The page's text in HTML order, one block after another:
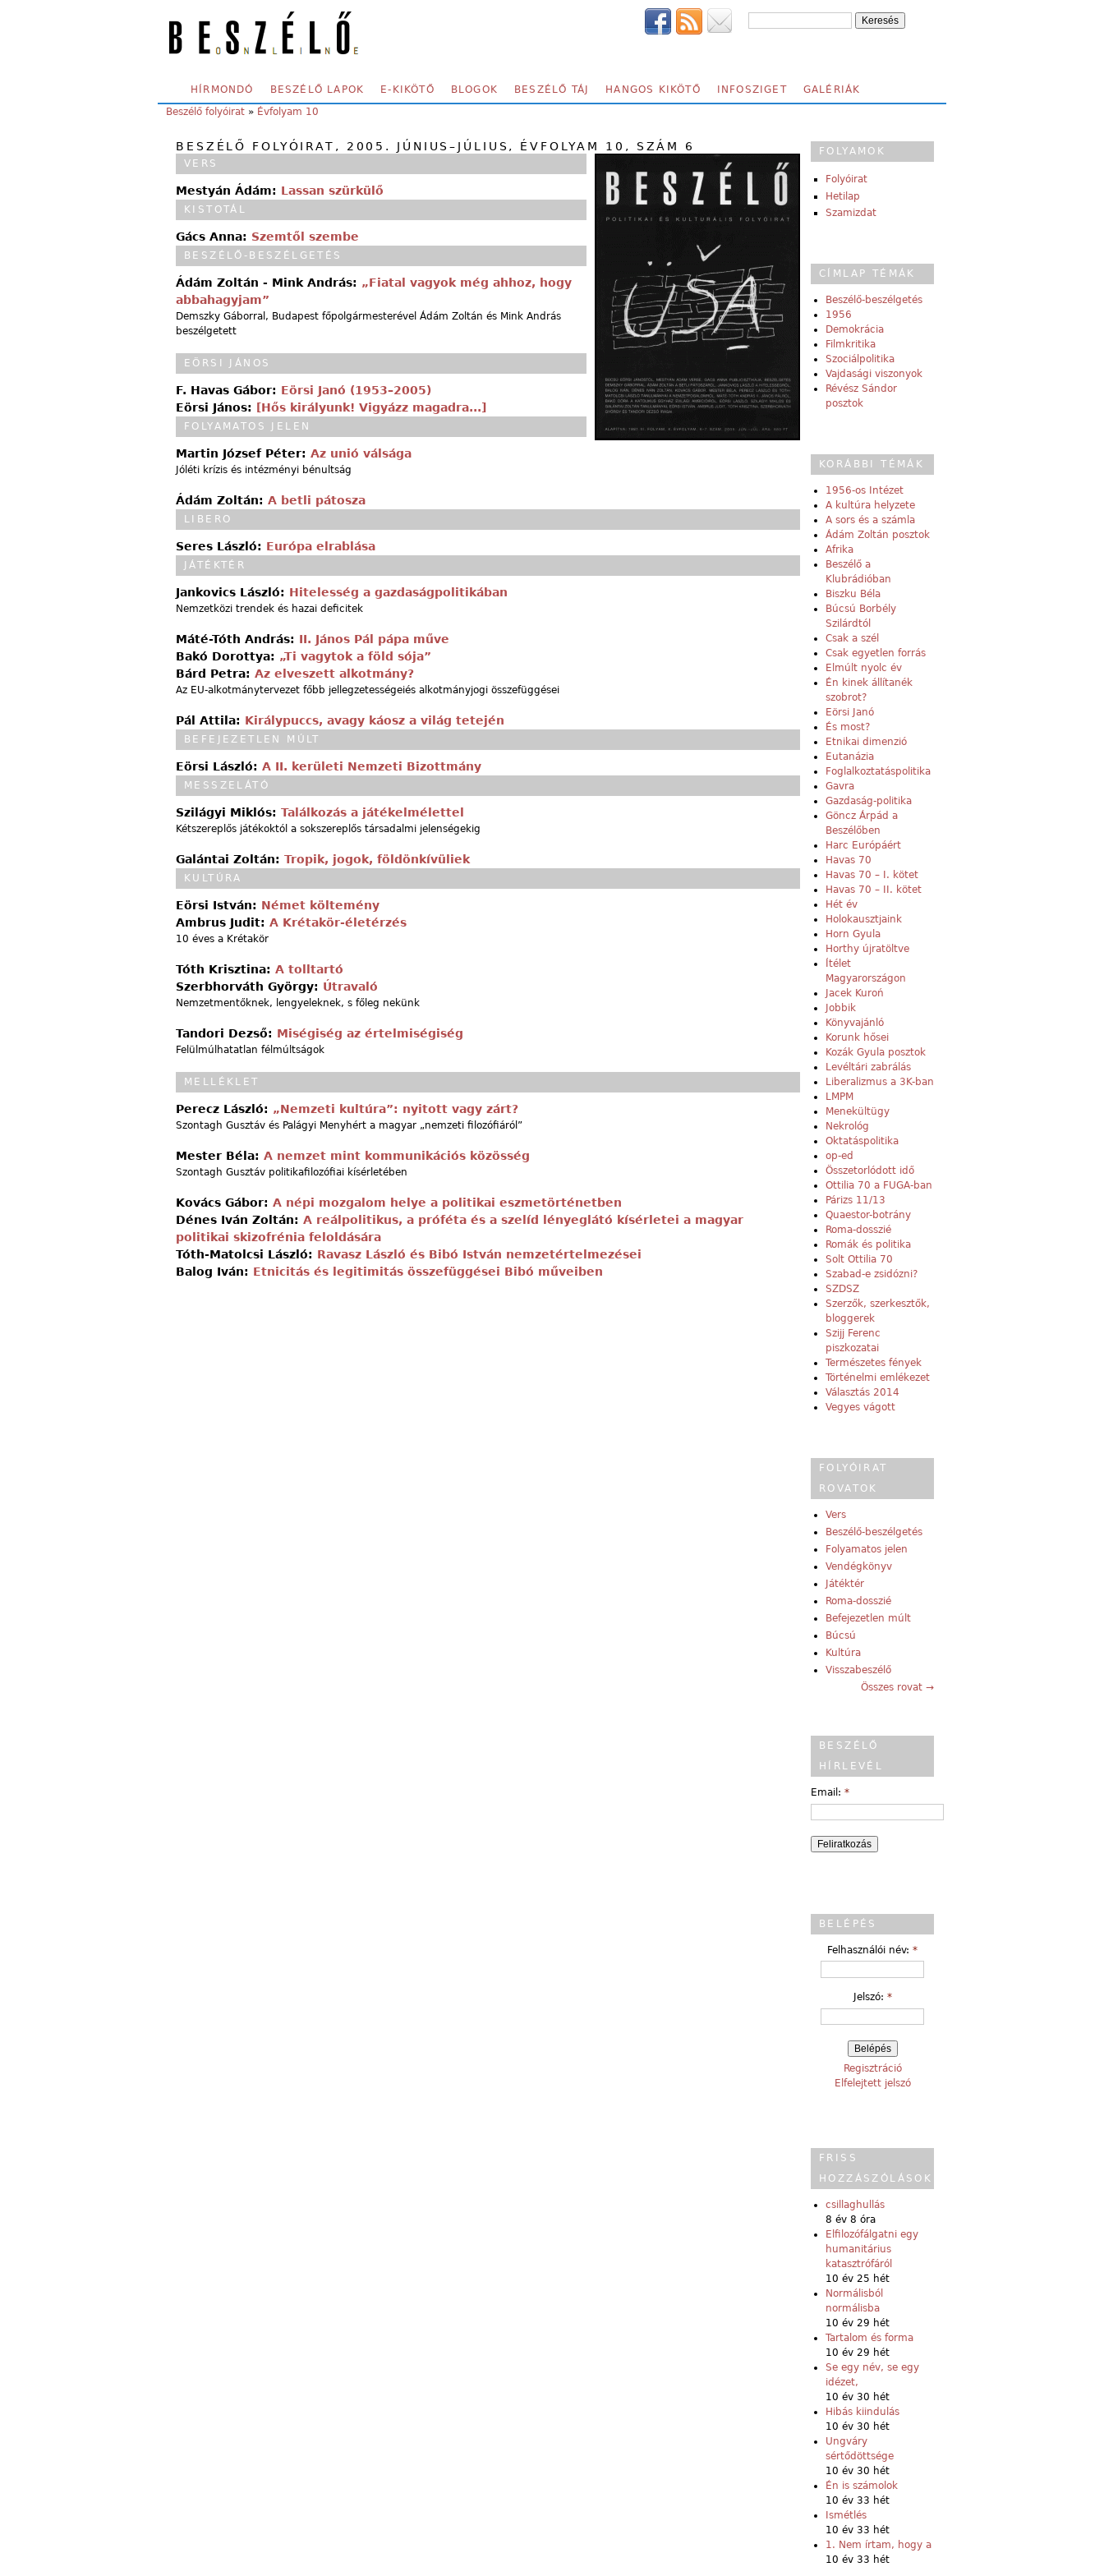
SECONDARY MENU
HÍRMONDÓ BESZÉLŐ LAPOK E-KIKÖTŐ BLOGOK BESZÉLŐ TÁJ HANGOS KIKÖTŐ INFOSZIGET GALÉRIÁK
YOU ARE HERE:
Beszélő folyóirat » Évfolyam 10
BESZÉLŐ FOLYÓIRAT, 2005. JÚNIUS–JÚLIUS, ÉVFOLYAM 10, SZÁM 6
VERS
Mestyán Ádám: Lassan szürkülő
KISTOTÁL
Gács Anna: Szemtől szembe
BESZÉLŐ-BESZÉLGETÉS
Ádám Zoltán - Mink András: „Fiatal vagyok még ahhoz, hogy
abbahagyjam”
Demszky Gáborral, Budapest főpolgármesterével Ádám Zoltán és Mink András
beszélgetett
EÖRSI JÁNOS
F. Havas Gábor: Eörsi Janó (1953–2005)
Eörsi János:
[Hős királyunk! Vigyázz magadra...]
FOLYAMATOS JELEN
Martin József Péter: Az unió válsága
Jóléti krízis és intézményi bénultság
Ádám Zoltán: A betli pátosza
LIBERO
Seres László: Európa elrablása
JÁTÉKTÉR
Jankovics László: Hitelesség a gazdaságpolitikában
Nemzetközi trendek és hazai deficitek
Máté-Tóth András: II. János Pál pápa műve
Bakó Dorottya: „Ti vagytok a föld sója”
Bárd Petra: Az elveszett alkotmány?
Az EU-alkotmánytervezet főbb jellegzetességeiés alkotmányjogi összefüggései
Pál Attila: Királypuccs, avagy káosz a világ tetején
BEFEJEZETLEN MÚLT
Eörsi László: A II. kerületi Nemzeti Bizottmány
MESSZELÁTÓ
Szilágyi Miklós: Találkozás a játékelmélettel
Kétszereplős játékoktól a sokszereplős társadalmi jelenségekig
Galántai Zoltán: Tropik, jogok, földönkívüliek
KULTÚRA
Eörsi István: Német költemény
Ambrus Judit: A Krétakör-életérzés
10 éves a Krétakör
Tóth Krisztina: A tolltartó
Szerbhorváth György: Útravaló
Nemzetmentőknek, lengyeleknek, s főleg nekünk
Tandori Dezső: Miségiség az értelmiségiség
Felülmúlhatatlan félmúltságok
MELLÉKLET
Perecz László: „Nemzeti kultúra”: nyitott vagy zárt?
Szontagh Gusztáv és Palágyi Menyhért a magyar „nemzeti filozófiáról”
Mester Béla: A nemzet mint kommunikációs közösség
Szontagh Gusztáv politikafilozófiai kísérletében
Kovács Gábor: A népi mozgalom helye a politikai eszmetörténetben
Dénes Iván Zoltán: A reálpolitikus, a próféta és a szelíd lényeglátó kísérletei a magyar
politikai skizofrénia feloldására
Tóth-Matolcsi László: Ravasz László és Bibó István nemzetértelmezései
Balog Iván: Etnicitás és legitimitás összefüggései Bibó műveiben
FOLYAMOK
Folyóirat
Hetilap
Szamizdat
CÍMLAP TÉMÁK
Beszélő-beszélgetés
1956
Demokrácia
Filmkritika
Szociálpolitika
Vajdasági viszonyok
Révész Sándor
posztok
KORÁBBI TÉMÁK
1956-os Intézet
A kultúra helyzete
A sors és a számla
Ádám Zoltán posztok
Afrika
Beszélő a
Klubrádióban
Biszku Béla
Búcsú Borbély
Szilárdtól
Csak a szél
Csak egyetlen forrás
Elmúlt nyolc év
Én kinek állítanék
szobrot?
Eörsi Janó
És most?
Etnikai dimenzió
Eutanázia
Foglalkoztatáspolitika
Gavra
Gazdaság-politika
Göncz Árpád a
Beszélőben
Harc Európáért
Havas 70
Havas 70 – I. kötet
Havas 70 – II. kötet
Hét év
Holokausztjaink
Horn Gyula
Horthy újratöltve
Ítélet
Magyarországon
Jacek Kuroń
Jobbik
Könyvajánló
Korunk hősei
Kozák Gyula posztok
Levéltári zabrálás
Liberalizmus a 3K-ban
LMPM
Menekültügy
Nekrológ
Oktatáspolitika
op-ed
Összetorlódott idő
Ottilia 70 a FUGA-ban
Párizs 11/13
Quaestor-botrány
Roma-dosszié
Romák és politika
Solt Ottilia 70
Szabad-e zsidózni?
SZDSZ
Szerzők, szerkesztők,
bloggerek
Szijj Ferenc
piszkozatai
Természetes fények
Történelmi emlékezet
Választás 2014
Vegyes vágott
FOLYÓIRAT
ROVATOK
Vers
Beszélő-beszélgetés
Folyamatos jelen
Vendégkönyv
Játéktér
Roma-dosszié
Befejezetlen múlt
Búcsú
Kultúra
Visszabeszélő
Összes rovat →
BESZÉLŐ
HÍRLEVÉL
Email: *
BELÉPÉS
Felhasználói név: *
Jelszó: *
Regisztráció
Elfelejtett jelszó
FRISS
HOZZÁSZÓLÁSOK
csillaghullás
8 év 8 óra
Elfilozófálgatni egy
humanitárius
katasztrófáról
10 év 25 hét
Normálisból
normálisba
10 év 29 hét
Tartalom és forma
10 év 29 hét
Se egy név, se egy
idézet,
10 év 30 hét
Hibás kiindulás
10 év 30 hét
Ungváry
sértődöttsége
10 év 30 hét
Én is számolok
10 év 33 hét
Ismétlés
10 év 33 hét
1. Nem írtam, hogy a
10 év 33 hét